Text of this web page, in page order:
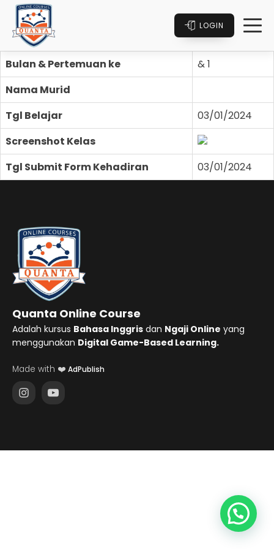
LOGIN
Bulan & Pertemuan ke
& 1
Nama Murid
Tgl Belajar
03/01/2024
Screenshot Kelas
Tgl Submit Form Kehadiran
03/01/2024
Quanta Online Course
Adalah kursus Bahasa Inggris dan Ngaji Online yang
menggunakan Digital Game-Based Learning.
Made with ❤️ AdPublish